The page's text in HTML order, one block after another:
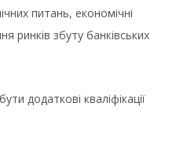
питань, економічні
ринків збуту банківських
додаткові кваліфікації